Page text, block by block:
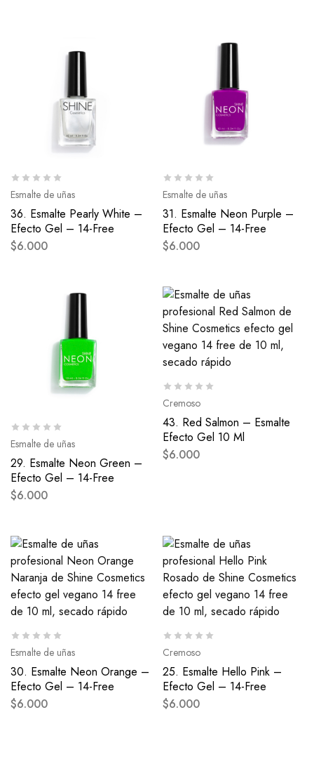
Esmalte de uñas
36. Esmalte Pearly White –
Efecto Gel – 14-Free
$6.000
Esmalte de uñas
31. Esmalte Neon Purple –
Efecto Gel – 14-Free
$6.000
Esmalte de uñas
29. Esmalte Neon Green –
Efecto Gel – 14-Free
$6.000
Cremoso
43. Red Salmon – Esmalte
Efecto Gel 10 Ml
$6.000
Esmalte de uñas
30. Esmalte Neon Orange –
Efecto Gel – 14-Free
$6.000
Cremoso
25. Esmalte Hello Pink –
Efecto Gel – 14-Free
$6.000